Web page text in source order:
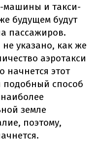
машины и такси-
будущем будут
пассажиров.
указано, как же
аэротакси
начнется этот
подобный способ
земле
поэтому,